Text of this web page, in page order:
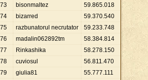
73
bisonmaltez 59.865.018
74
bizarred 59.370.540
75
razbunatorul necrutator 59.233.748
76
madalin062892tm 58.384.814
77
Rinkashika 58.278.150
78
cuviosul 56.811.470
79
giulia81 55.777.111